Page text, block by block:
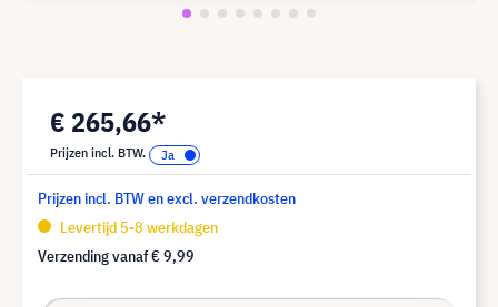
€ 265,66*
Prijzen incl. BTW.
Prijzen incl. BTW en excl. verzendkosten
Levertijd 5-8 werkdagen
Verzending vanaf€ 9,99